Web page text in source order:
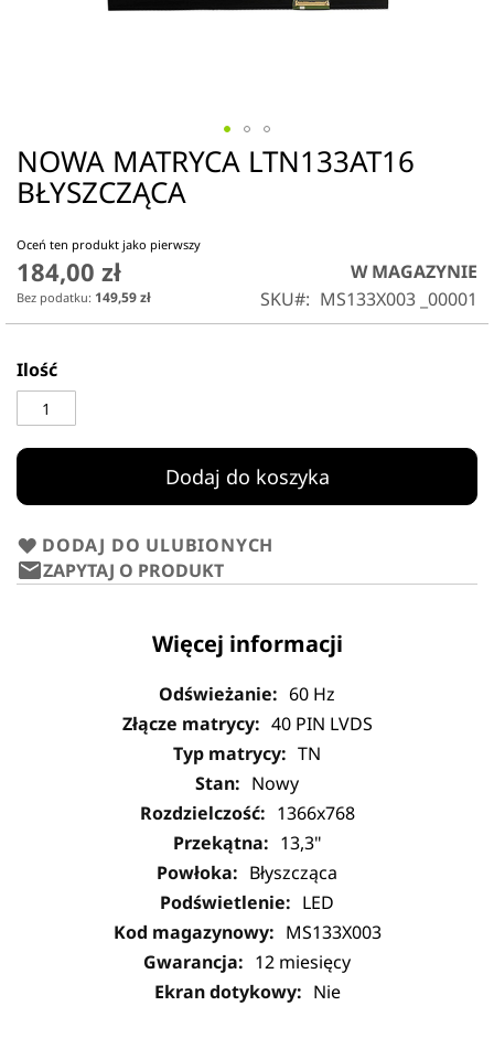
Przejdź
na
początek
NOWA MATRYCA LTN133AT16
BŁYSZCZĄCA
Oceń ten produkt jako pierwszy
184,00 zł
149,59 zł
W MAGAZYNIE
SKU
MS133X003 _00001
Ilość
Dodaj do koszyka
DODAJ DO ULUBIONYCH
ZAPYTAJ O PRODUKT
Więcej informacji
60 Hz
40 PIN LVDS
TN
Nowy
1366x768
13,3"
Błyszcząca
LED
MS133X003
12 miesięcy
Nie